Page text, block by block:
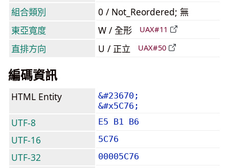
組合類別
0 / Not_Reordered; 無
東亞寬度
W / 全形 UAX#11
直排方向 U / 正立 UAX#50
編碼資訊
HTML Entity
&#23670;
&#x5C76;
UTF-8 E5 B1 B6
UTF-16 5C76
UTF-32 00005C76